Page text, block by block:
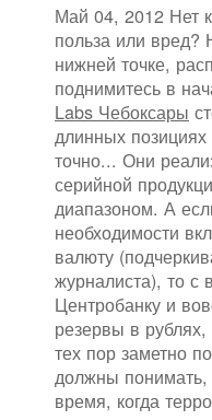
Май 04, 2012 Нет
польза или вред?
нижней точке,
поднимитесь в
Labs Чебоксары
длинных
точно... Они
серийной
диапазоном. А
необходимости
валюту
журналиста), то с
Центробанку и
резервы в
тех пор заметно
должны
время, когда